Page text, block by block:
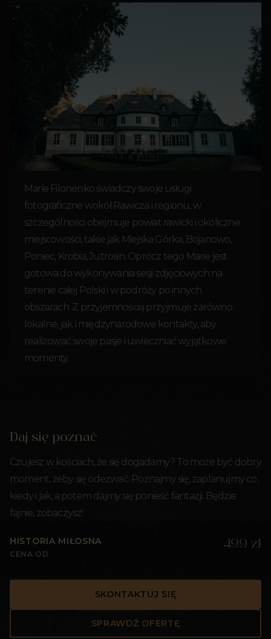
Marie Filonenko świadczy swoje usługi
fotograficzne wokół Rawicza i regionu, w
szczególności obejmuje powiat rawicki i okoliczne
miejscowości, takie jak Miejska Górka, Bojanowo,
Poniec, Krobia, Jutrosin. Oprócz tego Marie jest
gotowa do wykonywania sesji zdjęciowych na
terenie całej Polski i w podróży po innych
obszarach. Z przyjemnością przyjmuje zarówno
lokalne, jak i międzynarodowe kontakty, aby
realizować swoje pasje i uwieczniać wyjątkowe
momenty.
Daj się poznać
Czujesz w kościach, że się dogadamy? To może być dobry
moment, żeby się odezwać. Poznajmy się, zaplanujmy co,
kiedy i jak, a potem dajmy się ponieść fantazji. Będzie
fajnie, zobaczysz!
HISTORIA MIŁOSNA
CENA OD
499 zł
SKONTAKTUJ SIĘ
SPRAWDŹ OFERTĘ